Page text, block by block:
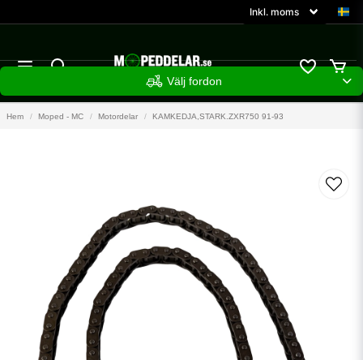
Välj fordon
Hem Moped - MC Motordelar KAMKEDJA,STARK.ZXR750 91-93